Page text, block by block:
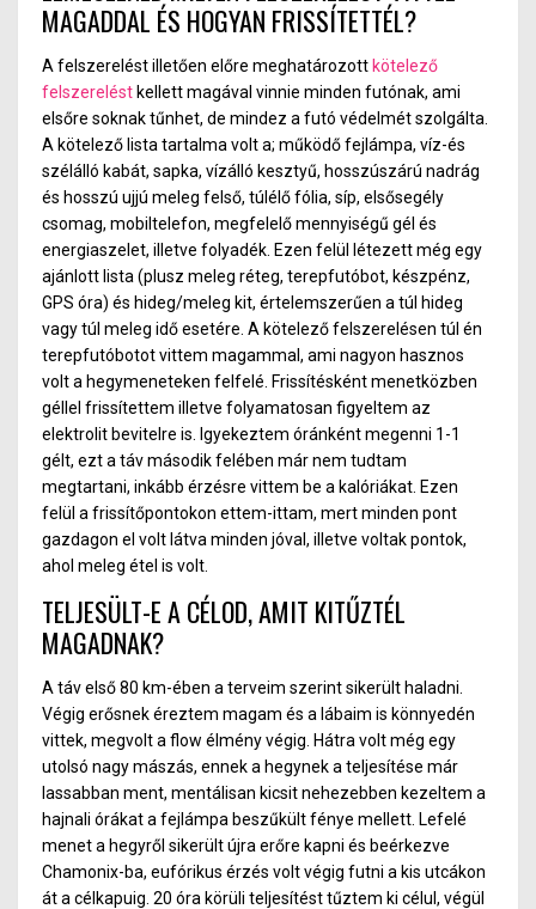
MAGADDAL ÉS HOGYAN FRISSÍTETTÉL?
A felszerelést illetően előre meghatározott kötelező
felszerelést kellett magával vinnie minden futónak, ami
elsőre soknak tűnhet, de mindez a futó védelmét szolgálta.
A kötelező lista tartalma volt a; működő fejlámpa, víz-és
szélálló kabát, sapka, vízálló kesztyű, hosszúszárú nadrág
és hosszú ujjú meleg felső, túlélő fólia, síp, elsősegély
csomag, mobiltelefon, megfelelő mennyiségű gél és
energiaszelet, illetve folyadék. Ezen felül létezett még egy
ajánlott lista (plusz meleg réteg, terepfutóbot, készpénz,
GPS óra) és hideg/meleg kit, értelemszerűen a túl hideg
vagy túl meleg idő esetére. A kötelező felszerelésen túl én
terepfutóbotot vittem magammal, ami nagyon hasznos
volt a hegymeneteken felfelé. Frissítésként menetközben
géllel frissítettem illetve folyamatosan figyeltem az
elektrolit bevitelre is. Igyekeztem óránként megenni 1-1
gélt, ezt a táv második felében már nem tudtam
megtartani, inkább érzésre vittem be a kalóriákat. Ezen
felül a frissítőpontokon ettem-ittam, mert minden pont
gazdagon el volt látva minden jóval, illetve voltak pontok,
ahol meleg étel is volt.
TELJESÜLT-E A CÉLOD, AMIT KITŰZTÉL
MAGADNAK?
A táv első 80 km-ében a terveim szerint sikerült haladni.
Végig erősnek éreztem magam és a lábaim is könnyedén
vittek, megvolt a flow élmény végig. Hátra volt még egy
utolsó nagy mászás, ennek a hegynek a teljesítése már
lassabban ment, mentálisan kicsit nehezebben kezeltem a
hajnali órákat a fejlámpa beszűkült fénye mellett. Lefelé
menet a hegyről sikerült újra erőre kapni és beérkezve
Chamonix-ba, eufórikus érzés volt végig futni a kis utcákon
át a célkapuig. 20 óra körüli teljesítést tűztem ki célul, végül